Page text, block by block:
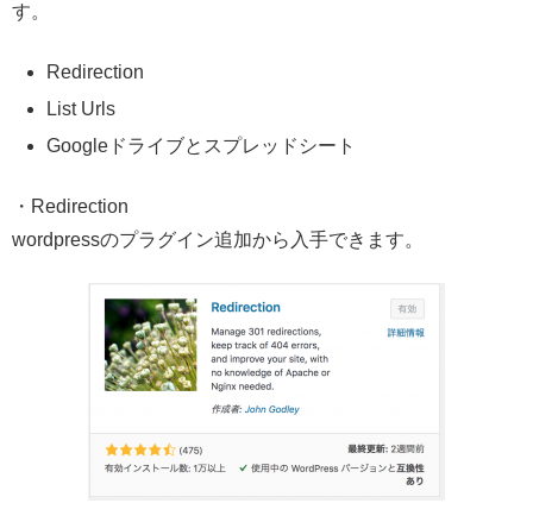
す。
Redirection
List Urls
Googleドライブとスプレッドシート
・Redirection
wordpressのプラグイン追加から入手できます。